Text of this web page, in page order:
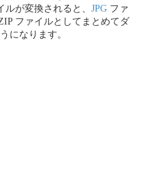
が変換されると、 JPGファ
ファイルとしてまとめてダ
になります。